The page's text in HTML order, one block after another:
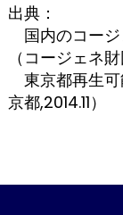
出典：
国内のコージ
（コージェネ
東京都再生可
京都,2014.11）